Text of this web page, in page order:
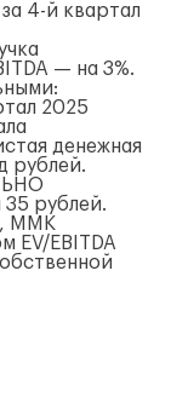
4-й квартал
— на 3%.
2025
денежная
рублей.
рублей.
ММК
EV/EBITDA